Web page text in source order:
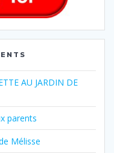
AU JARDIN DE
parents
Mélisse